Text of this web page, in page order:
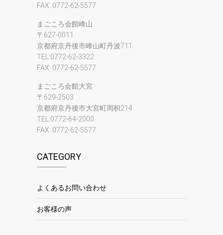
FAX: 0772-62-5577
まごころ会館峰山
〒627-0011
京都府京丹後市峰山町丹波711
TEL:0772-62-3322
FAX: 0772-62-5577
まごころ会館大宮
〒629-2503
京都府京丹後市大宮町周枳214
TEL:0772-64-2000
FAX: 0772-62-5577
CATEGORY
よくあるお問い合わせ
お客様の声